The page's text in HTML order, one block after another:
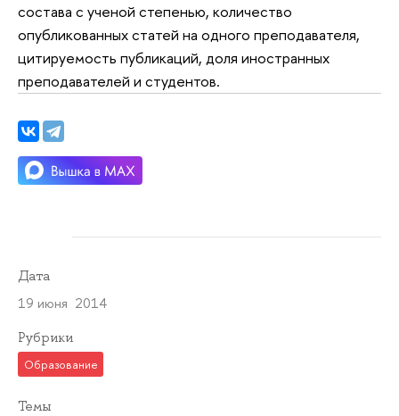
состава с ученой степенью, количество
опубликованных статей на одного преподавателя,
цитируемость публикаций, доля иностранных
преподавателей и студентов.
Дата
19 июня 2014
Рубрики
Образование
Темы